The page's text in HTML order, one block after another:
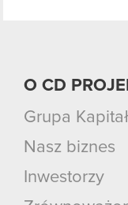
O CD
Grupa
Nasz biznes
Inwestorzy